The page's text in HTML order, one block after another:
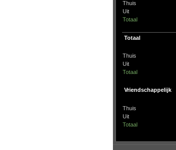
Thuis
Uit
Totaal
Totaal
Thuis
Uit
Totaal
Vriendschappelijk
Thuis
Uit
Totaal